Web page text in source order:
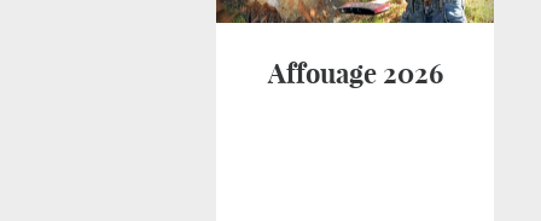
Affouage 2026